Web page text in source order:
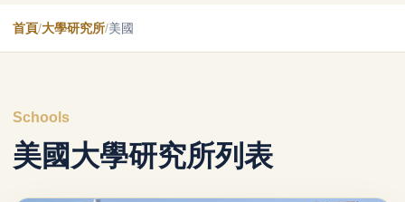
首頁/大學研究所/美國
Schools
美國大學研究所列表